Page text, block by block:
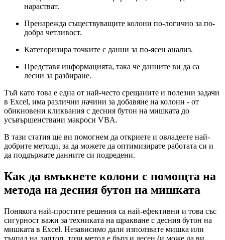
нарастват.
Пренарежда съществуващите колони по-логично за по-
добра четливост.
Категоризира точките с данни за по-ясен анализ.
Представя информацията, така че данните ви да са
лесни за разбиране.
Тъй като това е една от най-често срещаните и полезни задачи
в Excel, има различни начини за добавяне на колони - от
обикновени кликвания с десния бутон на мишката до
усъвършенствани макроси VBA.
В тази статия ще ви помогнем да откриете и овладеете най-
добрите методи, за да можете да оптимизирате работата си и
да поддържате данните си подредени.
Как да вмъкнете колони с помощта на
метода на десния бутон на мишката
Понякога най-простите решения са най-ефективни и това със
сигурност важи за техниката на щракване с десния бутон на
мишката в Excel. Независимо дали използвате мишка или
тъчпад на лаптоп, този метод е бърз и лесен (и може да ви